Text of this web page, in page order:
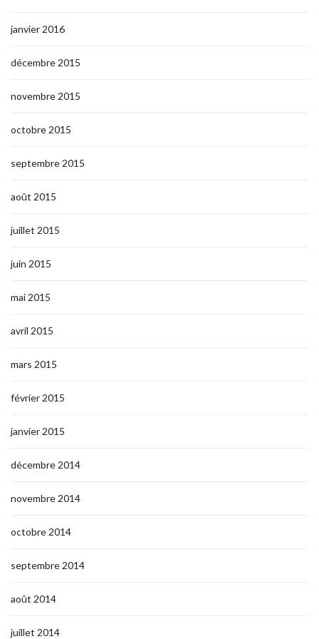
janvier 2016
décembre 2015
novembre 2015
octobre 2015
septembre 2015
août 2015
juillet 2015
juin 2015
mai 2015
avril 2015
mars 2015
février 2015
janvier 2015
décembre 2014
novembre 2014
octobre 2014
septembre 2014
août 2014
juillet 2014